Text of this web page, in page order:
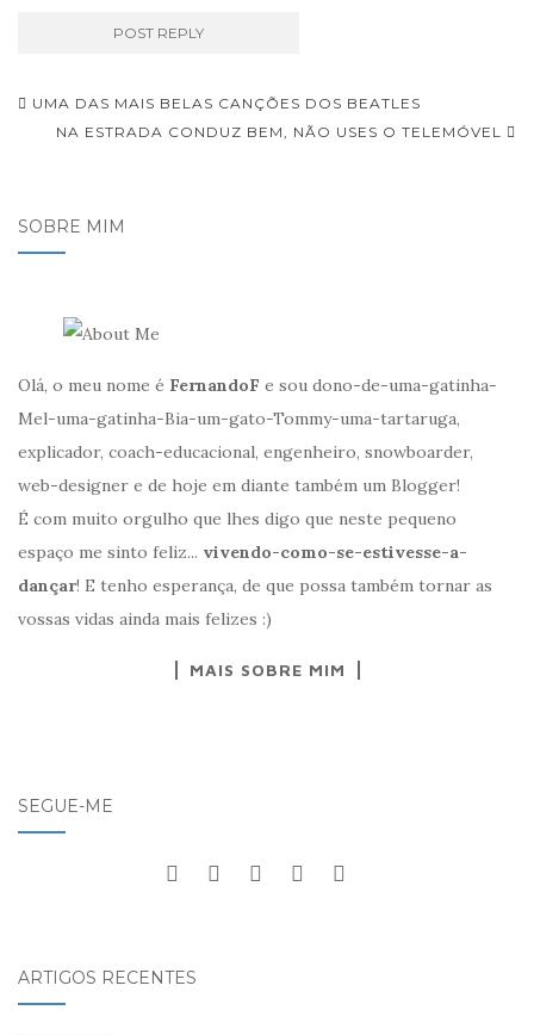
Navegação
de
UMA DAS MAIS BELAS CANÇÕES DOS BEATLES
NA ESTRADA CONDUZ BEM, NÃO USES O TELEMÓVEL
SOBRE MIM
Olá, o meu nome é FernandoF e sou dono-de-uma-gatinha-
Mel-uma-gatinha-Bia-um-gato-Tommy-uma-tartaruga,
explicador, coach-educacional, engenheiro, snowboarder,
web-designer e de hoje em diante também um Blogger!
É com muito orgulho que lhes digo que neste pequeno
espaço me sinto feliz... vivendo-como-se-estivesse-a-
dançar! E tenho esperança, de que possa também tornar as
vossas vidas ainda mais felizes :)
MAIS SOBRE MIM
SEGUE-ME
ARTIGOS RECENTES